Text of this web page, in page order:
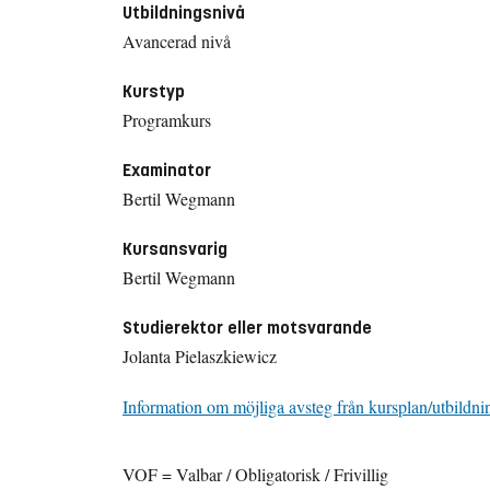
Utbildningsnivå
Avancerad nivå
Kurstyp
Programkurs
Examinator
Bertil Wegmann
Kursansvarig
Bertil Wegmann
Studierektor eller motsvarande
Jolanta Pielaszkiewicz
Information om möjliga avsteg från kursplan/
VOF = Valbar / Obligatorisk / Frivillig